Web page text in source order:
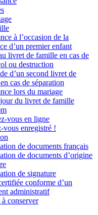
à l’occasion de la
d’un premier enfant
livret de famille en cas de
ou destruction
d’un second livret de
cas de séparation
lors du mariage
du livret de famille
vous en ligne
vous enregistré !
de documents français
de documents d’origine
de signature
conforme d’un
administratif
à conserver